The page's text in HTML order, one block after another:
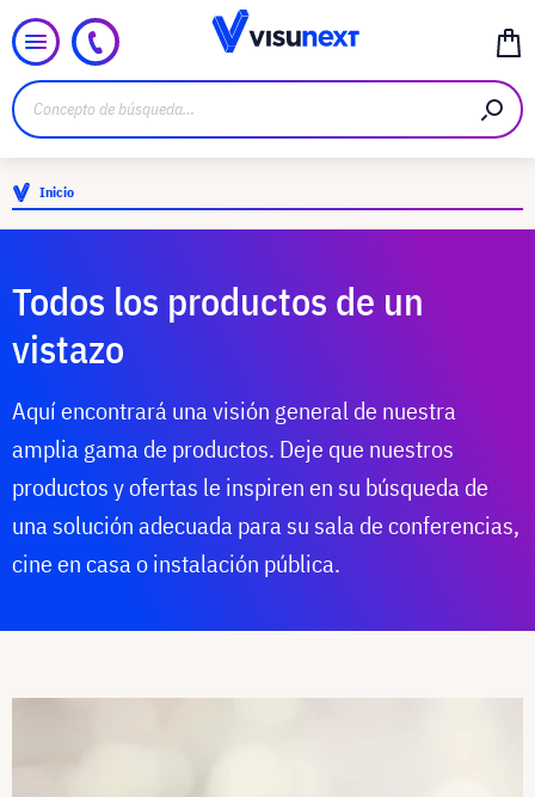
Inicio
Todos los productos de un
vistazo
Aquí encontrará una visión general de nuestra
amplia gama de productos. Deje que nuestros
productos y ofertas le inspiren en su búsqueda de
una solución adecuada para su sala de conferencias,
cine en casa o instalación pública.